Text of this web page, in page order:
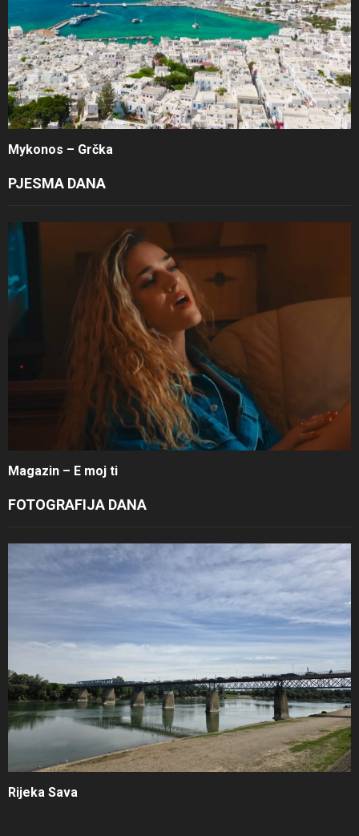
Mykonos – Grčka
PJESMA DANA
Magazin – E moj ti
FOTOGRAFIJA DANA
Rijeka Sava